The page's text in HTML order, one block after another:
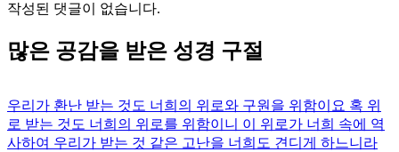
작성된 댓글이 없습니다.
많은 공감을 받은 성경 구절
우리가 환난 받는 것도 너희의 위로와 구원을 위함이요 혹 위
로 받는 것도 너희의 위로를 위함이니 이 위로가 너희 속에 역
사하여 우리가 받는 것 같은 고난을 너희도 견디게 하느니라